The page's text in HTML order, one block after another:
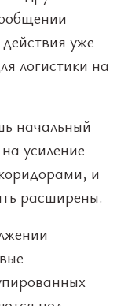
уже
логистики на
начальный
усиление
и
расширены.